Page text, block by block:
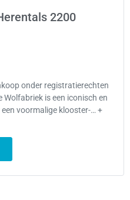
2200
onder registratierechten
Wolfabriek is een iconisch en
voormalige klooster-… +